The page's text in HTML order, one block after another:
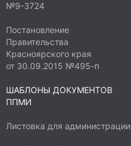
№9-3724
Постановление
Правительства
Красноярского края
от 30.09.2015 №495-п
ШАБЛОНЫ ДОКУМЕНТОВ
ППМИ
Листовка для администрации